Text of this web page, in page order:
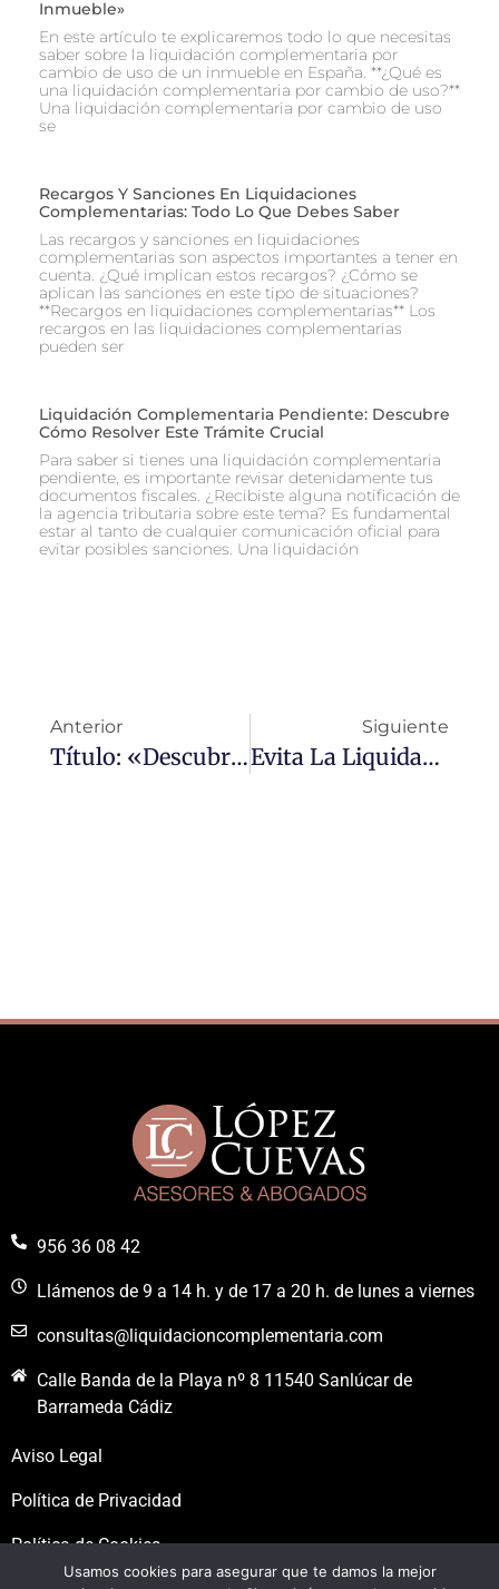
Inmueble»
En este artículo te explicaremos todo lo que necesitas
saber sobre la liquidación complementaria por
cambio de uso de un inmueble en España. **¿Qué es
una liquidación complementaria por cambio de uso?**
Una liquidación complementaria por cambio de uso
se
Recargos Y Sanciones En Liquidaciones
Complementarias: Todo Lo Que Debes Saber
Las recargos y sanciones en liquidaciones
complementarias son aspectos importantes a tener en
cuenta. ¿Qué implican estos recargos? ¿Cómo se
aplican las sanciones en este tipo de situaciones?
**Recargos en liquidaciones complementarias** Los
recargos en las liquidaciones complementarias
pueden ser
Liquidación Complementaria Pendiente: Descubre
Cómo Resolver Este Trámite Crucial
Para saber si tienes una liquidación complementaria
pendiente, es importante revisar detenidamente tus
documentos fiscales. ¿Recibiste alguna notificación de
la agencia tributaria sobre este tema? Es fundamental
estar al tanto de cualquier comunicación oficial para
evitar posibles sanciones. Una liquidación
Anterior
Título: «Descubre Cómo Proceder Ante Una Liquidación Complementaria Por Comprobación De Valores»
Siguiente
Evita La Liquidación Complementaria En Transmisiones Con Estos Consejos Esenciales
956 36 08 42
Llámenos de 9 a 14 h. y de 17 a 20 h. de lunes a viernes
consultas@liquidacioncomplementaria.com
Calle Banda de la Playa nº 8 11540 Sanlúcar de
Barrameda Cádiz
Aviso Legal
Política de Privacidad
Política de Cookies
Usamos cookies para asegurar que te damos la mejor